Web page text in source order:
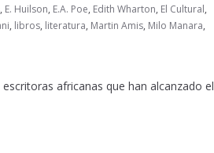
, E. Huilson, E.A. Poe, Edith Wharton, El Cultural,
, libros, literatura, Martin Amis, Milo Manara,
escritoras africanas que han alcanzado el